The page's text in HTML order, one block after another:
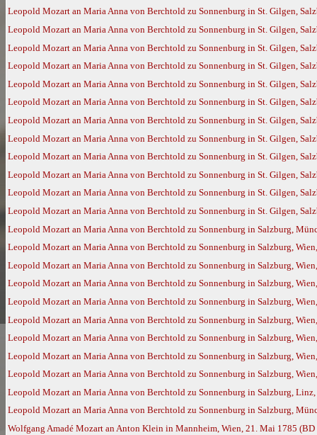
Leopold Mozart an Maria Anna von Berchtold zu Sonnenburg in St. Gilgen,
Leopold Mozart an Maria Anna von Berchtold zu Sonnenburg in St. Gilgen,
Leopold Mozart an Maria Anna von Berchtold zu Sonnenburg in St. Gilgen,
Leopold Mozart an Maria Anna von Berchtold zu Sonnenburg in St. Gilgen,
Leopold Mozart an Maria Anna von Berchtold zu Sonnenburg in St. Gilgen,
Leopold Mozart an Maria Anna von Berchtold zu Sonnenburg in St. Gilgen,
Leopold Mozart an Maria Anna von Berchtold zu Sonnenburg in St. Gilgen,
Leopold Mozart an Maria Anna von Berchtold zu Sonnenburg in St. Gilgen,
Leopold Mozart an Maria Anna von Berchtold zu Sonnenburg in St. Gilgen,
Leopold Mozart an Maria Anna von Berchtold zu Sonnenburg in St. Gilgen,
Leopold Mozart an Maria Anna von Berchtold zu Sonnenburg in St. Gilgen,
Leopold Mozart an Maria Anna von Berchtold zu Sonnenburg in St. Gilgen,
Leopold Mozart an Maria Anna von Berchtold zu Sonnenburg in Salzburg,
Leopold Mozart an Maria Anna von Berchtold zu Sonnenburg in Salzburg,
Leopold Mozart an Maria Anna von Berchtold zu Sonnenburg in Salzburg,
Leopold Mozart an Maria Anna von Berchtold zu Sonnenburg in Salzburg,
Leopold Mozart an Maria Anna von Berchtold zu Sonnenburg in Salzburg,
Leopold Mozart an Maria Anna von Berchtold zu Sonnenburg in Salzburg,
Leopold Mozart an Maria Anna von Berchtold zu Sonnenburg in Salzburg,
Leopold Mozart an Maria Anna von Berchtold zu Sonnenburg in Salzburg,
Leopold Mozart an Maria Anna von Berchtold zu Sonnenburg in Salzburg,
Leopold Mozart an Maria Anna von Berchtold zu Sonnenburg in Salzburg,
Leopold Mozart an Maria Anna von Berchtold zu Sonnenburg in Salzburg,
Wolfgang Amadé Mozart an Anton Klein in Mannheim, Wien, 21. Mai 1785 (BD